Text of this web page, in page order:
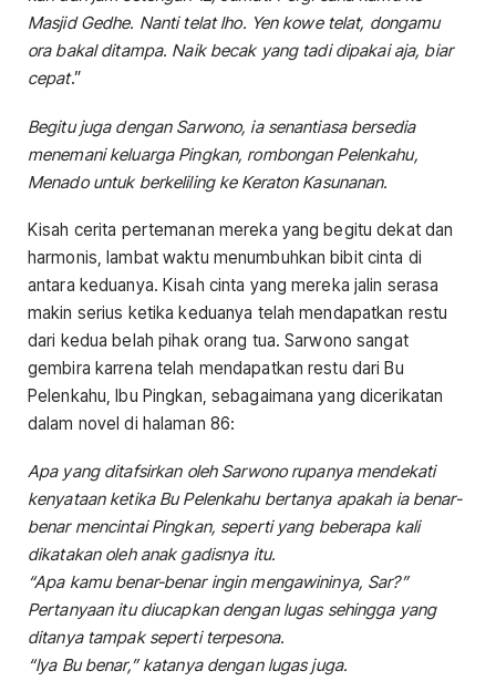
Masjid Gedhe. Nanti telat lho. Yen kowe telat, dongamu
ora bakal ditampa. Naik becak yang tadi dipakai aja, biar
cepat.”
Begitu juga dengan Sarwono, ia senantiasa bersedia
menemani keluarga Pingkan, rombongan Pelenkahu,
Menado untuk berkeliling ke Keraton Kasunanan.
Kisah cerita pertemanan mereka yang begitu dekat dan
harmonis, lambat waktu menumbuhkan bibit cinta di
antara keduanya. Kisah cinta yang mereka jalin serasa
makin serius ketika keduanya telah mendapatkan restu
dari kedua belah pihak orang tua. Sarwono sangat
gembira karrena telah mendapatkan restu dari Bu
Pelenkahu, Ibu Pingkan, sebagaimana yang dicerikatan
dalam novel di halaman 86:
Apa yang ditafsirkan oleh Sarwono rupanya mendekati
kenyataan ketika Bu Pelenkahu bertanya apakah ia benar-
benar mencintai Pingkan, seperti yang beberapa kali
dikatakan oleh anak gadisnya itu.
“Apa kamu benar-benar ingin mengawininya, Sar?”
Pertanyaan itu diucapkan dengan lugas sehingga yang
ditanya tampak seperti terpesona.
“Iya Bu benar,” katanya dengan lugas juga.